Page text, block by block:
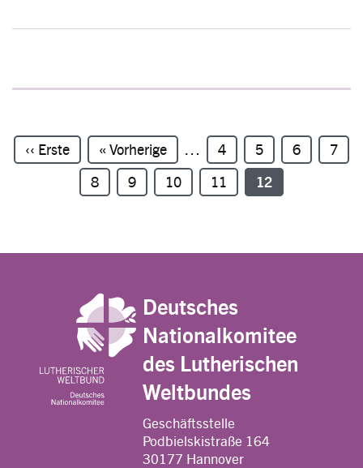
Seitennummerierung
Erste Seite
‹‹ Erste Vorherige Seite
« Vorherige … Seite
4 Seite
5 Seite
6 Seite
7
Seite
8 Seite
9 Seite
10 Seite
11 Seite
12
Deutsches
Nationalkomitee
des Lutherischen
Weltbundes
Geschäftsstelle
Podbielskistraße 164
30177 Hannover